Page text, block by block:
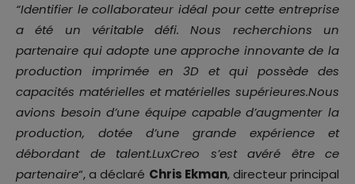
“Identifier le collaborateur idéal pour cette entreprise
a été un véritable défi. Nous recherchions un
partenaire qui adopte une approche innovante de la
production imprimée en 3D et qui possède des
capacités matérielles et matérielles supérieures.Nous
avions besoin d’une équipe capable d’augmenter la
production, dotée d’une grande expérience et
débordant de talent.LuxCreo s’est avéré être ce
partenaire“, a déclaré Chris Ekman, directeur principal